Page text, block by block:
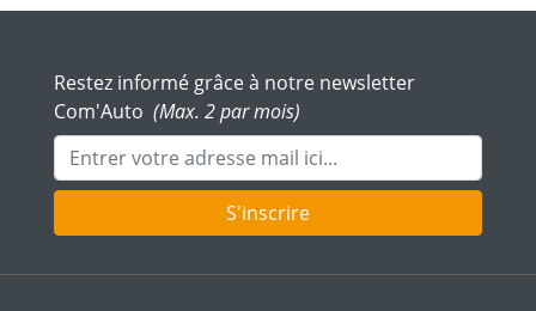
Restez informé grâce à notre newsletter
Com'Auto (Max. 2 par mois)
Adresse mail
S'inscrire